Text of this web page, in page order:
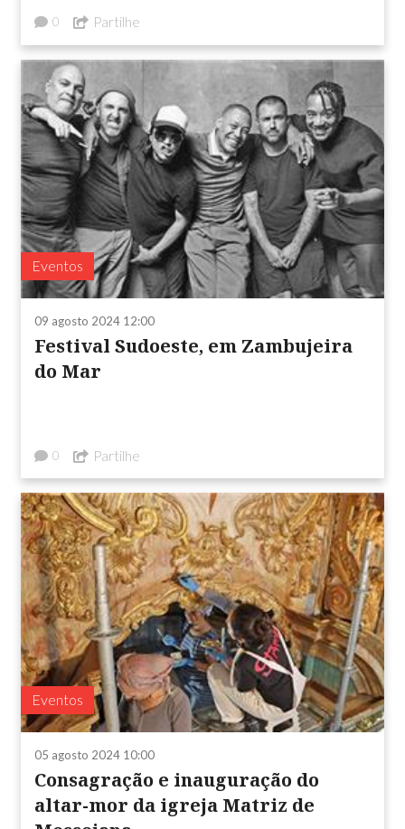
0 Partilhe
Eventos
09 agosto 2024 12:00
Festival Sudoeste, em Zambujeira
do Mar
0 Partilhe
Eventos
05 agosto 2024 10:00
Consagração e inauguração do
altar-mor da igreja Matriz de